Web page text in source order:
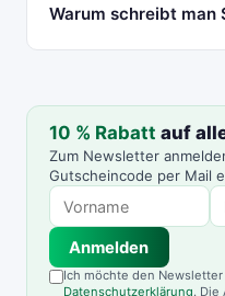
Warum schreibt man
10 % Rabatt auf
Zum Newsletter
Gutscheincode per Mail
Anmelden
Ich möchte den
Datenschutzerklärung. Die